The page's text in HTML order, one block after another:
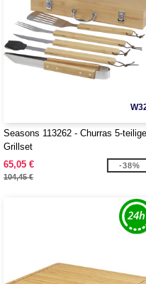
Seasons 113262 - Churras 5-
Grillset
65,05 €
104,45 €
-38%